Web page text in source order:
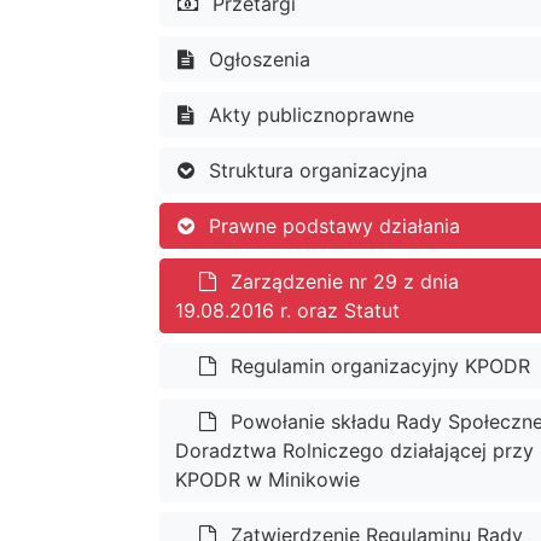
Ogłoszenia
Akty publicznoprawne
Struktura organizacyjna
Prawne podstawy działania
Zarządzenie nr 29 z dnia
19.08.2016 r. oraz Statut
Regulamin organizacyjny KPODR
Powołanie składu Rady
Doradztwa Rolniczego działającej przy
KPODR w Minikowie
Zatwierdzenie Regulaminu Rady